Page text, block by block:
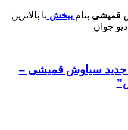
قمیشی بنام ببخش با بالاترین
جوان
جدید سیاوش قمیشی –